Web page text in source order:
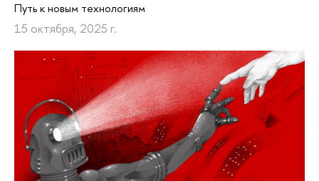
Путь к новым технологиям
15 октября, 2025 г.